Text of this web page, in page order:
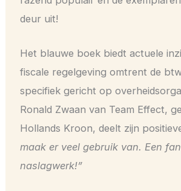
deur uit!
Het blauwe boek biedt actuele
fiscale regelgeving omtrent de
specifiek gericht op
Ronald Zwaan van Team Effect,
Hollands Kroon, deelt zijn
maak er veel gebruik van. Een
naslagwerk!”